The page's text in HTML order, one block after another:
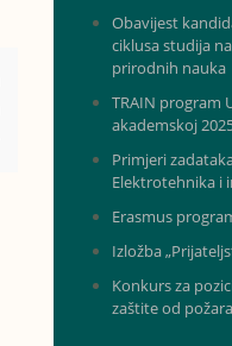
Obavijest
ciklusa studija
prirodnih nauka
TRAIN program
akademskoj
Primjeri
Elektrotehnika i
Erasmus
Izložba
Konkurs za
zaštite od požara